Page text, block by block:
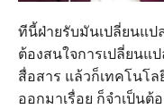
ทีนี้ฝ่ายรับมันเปลี่ยนแป
ต้องสนใจการเปลี่ยนแ
สื่อสาร แล้วก็เทคโนโ
ออกมาเรื่อย ก็จำเป็นต้